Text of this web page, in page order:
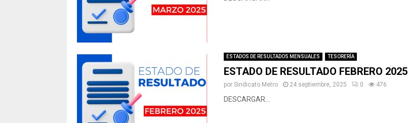
ESTADOS DE RESULTADOS MENSUALES TESORERÍA
ESTADO DE RESULTADO FEBRERO 2025
por Sindicato Metro 24 septiembre, 2025 0 476
DESCARGAR...